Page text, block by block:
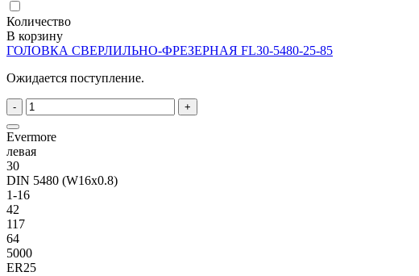
Количество
В корзину
ГОЛОВКА СВЕРЛИЛЬНО-ФРЕЗЕРНАЯ FL30-5480-25-85
Ожидается поступление.
- +
Evermore
левая
30
DIN 5480 (W16x0.8)
1-16
42
117
64
5000
ER25